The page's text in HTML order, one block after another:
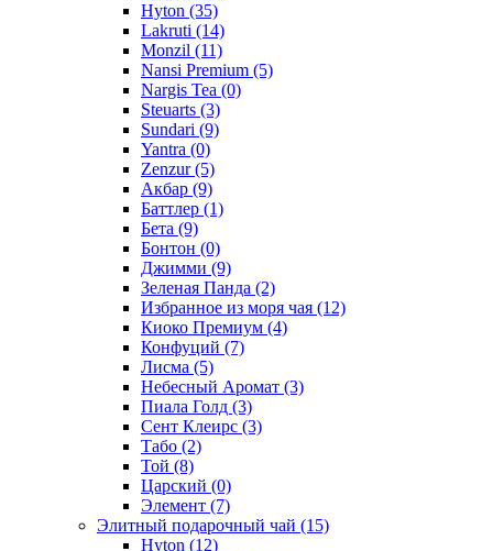
Hyton (35)
Lakruti (14)
Monzil (11)
Nansi Premium (5)
Nargis Tea (0)
Steuarts (3)
Sundari (9)
Yantra (0)
Zenzur(5)
Акбар (9)
Баттлер (1)
Бета (9)
Бонтон (0)
Джимми (9)
Зеленая Панда (2)
Избранное из моря чая (12)
Киоко Премиум (4)
Конфуций (7)
Лисма (5)
Небесный Аромат (3)
Пиала Голд (3)
Сент Клеирс (3)
Табо (2)
Той (8)
Царский (0)
Элемент (7)
Элитный подарочный чай (15)
Hyton (12)